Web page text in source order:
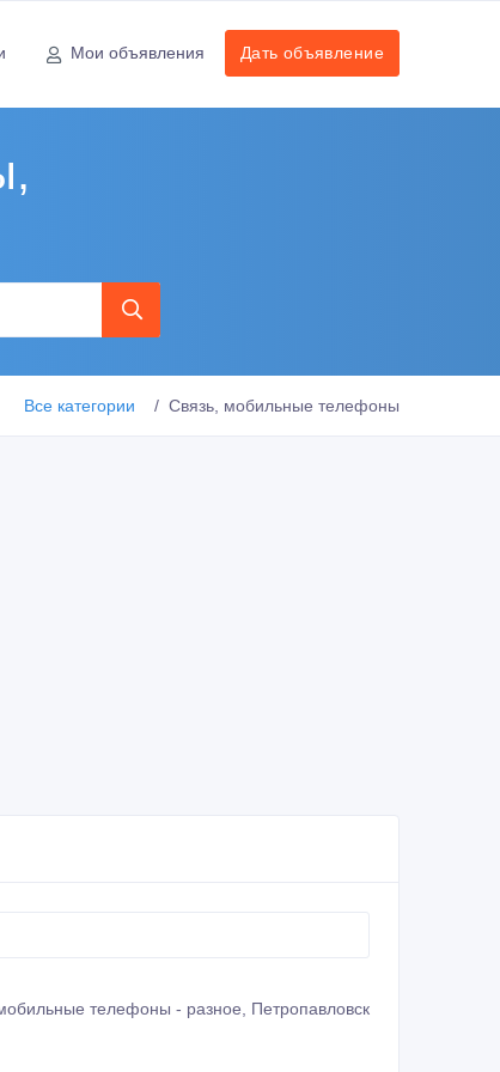
Мои объявления Дать объявление
Все категории Связь, мобильные телефоны
телефоны - разное, Петропавловск